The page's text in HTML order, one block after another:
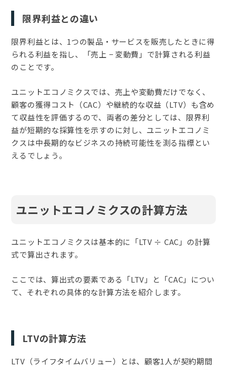
限界利益との違い
限界利益とは、1つの製品・サービスを販売したときに得
られる利益を指し、「売上 − 変動費」で計算される利益
のことです。
ユニットエコノミクスでは、売上や変動費だけでなく、
顧客の獲得コスト（CAC）や継続的な収益（LTV）も含め
て収益性を評価するので、両者の差分としては、限界利
益が短期的な採算性を示すのに対し、ユニットエコノミ
クスは中長期的なビジネスの持続可能性を測る指標とい
えるでしょう。
ユニットエコノミクスの計算方法
ユニットエコノミクスは基本的に「LTV ÷ CAC」の計算
式で算出されます。
ここでは、算出式の要素である「LTV」と「CAC」につい
て、それぞれの具体的な計算方法を紹介します。
LTVの計算方法
LTV（ライフタイムバリュー）とは、顧客1人が契約期間